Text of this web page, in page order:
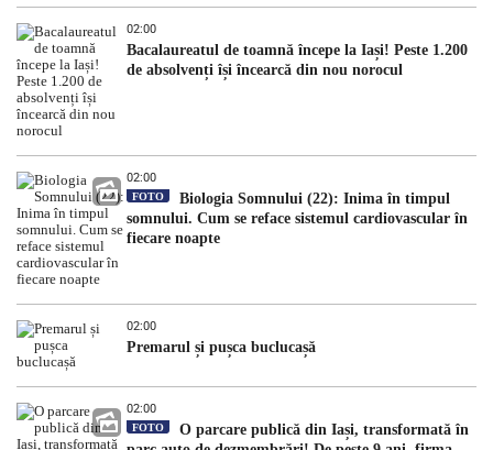
02:00
Bacalaureatul de toamnă începe la Iași! Peste 1.200
de absolvenți își încearcă din nou norocul
02:00
FOTO
Biologia Somnului (22): Inima în timpul
somnului. Cum se reface sistemul cardiovascular în
fiecare noapte
02:00
Premarul și pușca buclucașă
02:00
FOTO
O parcare publică din Iași, transformată în